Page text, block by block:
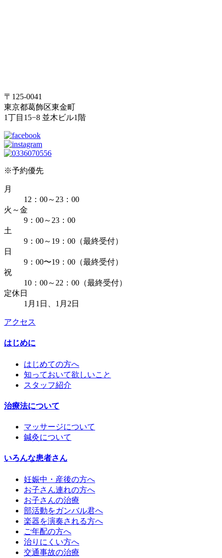
〒125-0041
東京都葛飾区東金町
1丁目15−8 並木ビル1階
※予約優先
月
12：00～23：00
火～金
9：00～23：00
土
9：00～19：00（最終受付）
日
9：00〜19：00（最終受付）
祝
10：00～22：00（最終受付）
定休日
1月1日、1月2日
アクセス
はじめに
はじめての方へ
知っておいて欲しいこと
スタッフ紹介
治療法について
マッサージについて
鍼灸について
いろんな患者さん
妊娠中・産後の方へ
お子さん連れの方へ
お子さんの治療
部活動をガンバル君へ
楽器を演奏される方へ
ご年配の方へ
治りにくい方へ
交通事故の治療